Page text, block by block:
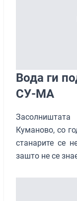
Вода ги
СУ-МА
Куманово, со
станарите се
зашто не се